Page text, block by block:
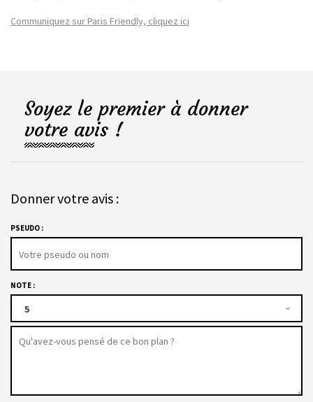
Communiquez sur Paris Friendly, cliquez ici
Soyez le premier à donner
votre avis !
Donner votre avis :
PSEUDO :
NOTE :
5